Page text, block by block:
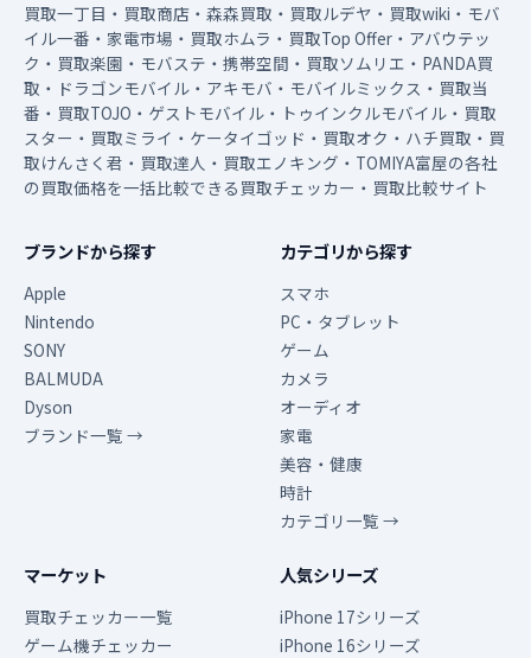
買取一丁目・買取商店・森森買取・買取ルデヤ・買取wiki・モバ
イル一番・家電市場・買取ホムラ・買取Top Offer・アバウテッ
ク・買取楽園・モバステ・携帯空間・買取ソムリエ・PANDA買
取・ドラゴンモバイル・アキモバ・モバイルミックス・買取当
番・買取TOJO・ゲストモバイル・トゥインクルモバイル・買取
スター・買取ミライ・ケータイゴッド・買取オク・ハチ買取・買
取けんさく君・買取達人・買取エノキング・TOMIYA富屋の各社
の買取価格を一括比較できる買取チェッカー・買取比較サイト
ブランドから探す
Apple
Nintendo
SONY
BALMUDA
Dyson
ブランド一覧 →
カテゴリから探す
スマホ
PC・タブレット
ゲーム
カメラ
オーディオ
家電
美容・健康
時計
カテゴリ一覧 →
マーケット
買取チェッカー一覧
ゲーム機チェッカー
人気シリーズ
iPhone 17シリーズ
iPhone 16シリーズ